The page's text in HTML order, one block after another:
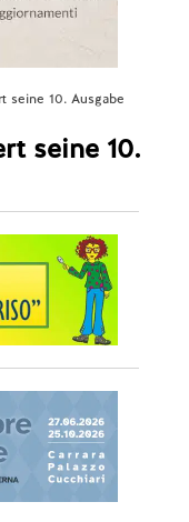
seine 10. Ausgabe
seine 10.